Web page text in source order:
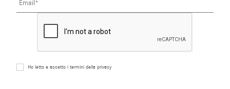
Ho letto e accetto i termini della privacy